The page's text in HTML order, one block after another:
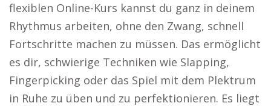
flexiblen Online-Kurs kannst du ganz in deinem
Rhythmus arbeiten, ohne den Zwang, schnell
Fortschritte machen zu müssen. Das ermöglicht
es dir, schwierige Techniken wie Slapping,
Fingerpicking oder das Spiel mit dem Plektrum
in Ruhe zu üben und zu perfektionieren. Es liegt